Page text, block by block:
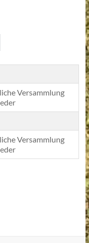
Versammlung
Versammlung